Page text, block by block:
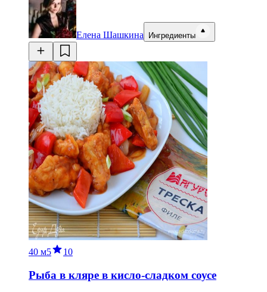
Елена Шашкина Ингредиенты
40 м5 10
Рыба в кляре в кисло-сладком соусе